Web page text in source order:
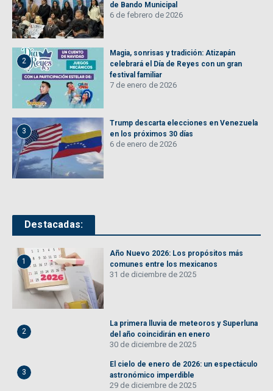
de Bando Municipal
6 de febrero de 2026
2
Magia, sonrisas y tradición: Atizapán
celebrará el Día de Reyes con un gran
festival familiar
7 de enero de 2026
3
Trump descarta elecciones en Venezuela
en los próximos 30 días
6 de enero de 2026
Destacadas:
1
Año Nuevo 2026: Los propósitos más
comunes entre los mexicanos
31 de diciembre de 2025
2
La primera lluvia de meteoros y Superluna
del año coincidirán en enero
30 de diciembre de 2025
3
El cielo de enero de 2026: un espectáculo
astronómico imperdible
29 de diciembre de 2025